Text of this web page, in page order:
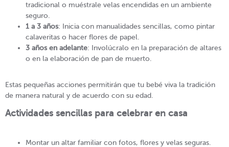
tradicional o muéstrale velas encendidas en un ambiente
seguro.
1 a 3 años: Inicia con manualidades sencillas, como pintar
calaveritas o hacer flores de papel.
3 años en adelante: Involúcralo en la preparación de altares
o en la elaboración de pan de muerto.
Estas pequeñas acciones permitirán que tu bebé viva la tradición
de manera natural y de acuerdo con su edad.
Actividades sencillas para celebrar en casa
Montar un altar familiar con fotos, flores y velas seguras.